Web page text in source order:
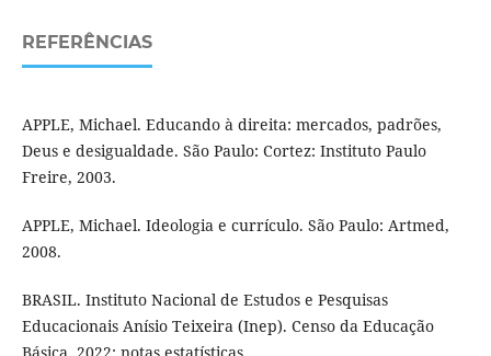
REFERÊNCIAS
APPLE, Michael. Educando à direita: mercados, padrões,
Deus e desigualdade. São Paulo: Cortez: Instituto Paulo
Freire, 2003.
APPLE, Michael. Ideologia e currículo. São Paulo: Artmed,
2008.
BRASIL. Instituto Nacional de Estudos e Pesquisas
Educacionais Anísio Teixeira (Inep). Censo da Educação